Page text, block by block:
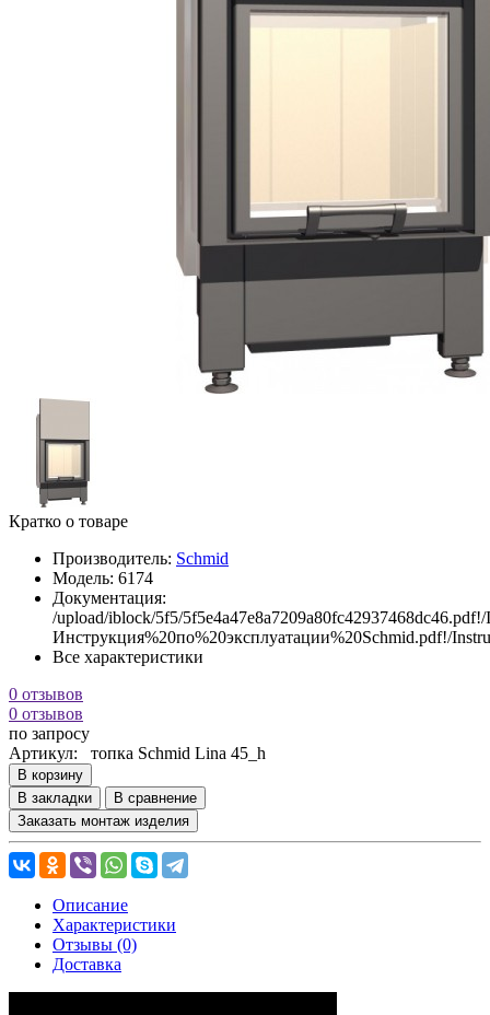
Кратко о товаре
Производитель: Schmid
Модель: 6174
Документация:
/upload/iblock/5f5/5f5e4a47e8a7209a80fc42937468dc46.pdf!/
Инструкция%20по%20эксплуатации%20Schmid.pdf!/
Все характеристики
0 отзывов
0 отзывов
по запросу
Артикул: топка Schmid Lina 45_h
В корзину
В закладки
В сравнение
Заказать монтаж изделия
Описание
Характеристики
Отзывы (0)
Доставка